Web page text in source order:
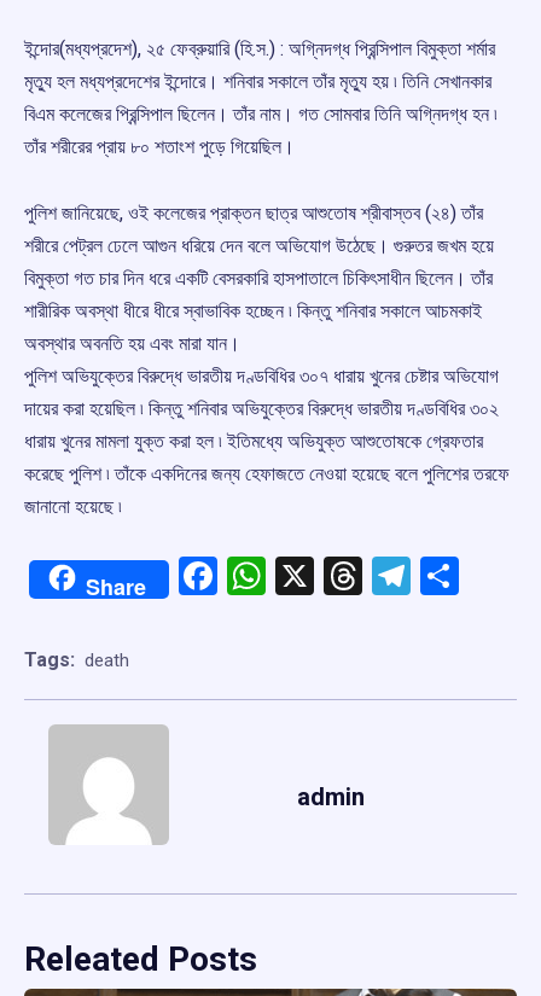
ইন্দোর(মধ্যপ্রদেশ), ২৫ ফেব্রুয়ারি (হি.স.) : অগ্নিদগ্ধ প্রিন্সিপাল বিমুক্তা শর্মার
মৃত্যু হল মধ্যপ্রদেশের ইন্দোরে। শনিবার সকালে তাঁর মৃত্যু হয় ৷ তিনি সেখানকার
বিএম কলেজের প্রিন্সিপাল ছিলেন। তাঁর নাম। গত সোমবার তিনি অগ্নিদগ্ধ হন ৷
তাঁর শরীরের প্রায় ৮০ শতাংশ পুড়ে গিয়েছিল।
পুলিশ জানিয়েছে, ওই কলেজের প্রাক্তন ছাত্র আশুতোষ শ্রীবাস্তব (২৪) তাঁর
শরীরে পেট্রল ঢেলে আগুন ধরিয়ে দেন বলে অভিযোগ উঠেছে। গুরুতর জখম হয়ে
বিমুক্তা গত চার দিন ধরে একটি বেসরকারি হাসপাতালে চিকিৎসাধীন ছিলেন। তাঁর
শারীরিক অবস্থা ধীরে ধীরে স্বাভাবিক হচ্ছেন ৷ কিন্তু শনিবার সকালে আচমকাই
অবস্থার অবনতি হয় এবং মারা যান।
পুলিশ অভিযুক্তের বিরুদ্ধে ভারতীয় দণ্ডবিধির ৩০৭ ধারায় খুনের চেষ্টার অভিযোগ
দায়ের করা হয়েছিল ৷ কিন্তু শনিবার অভিযুক্তের বিরুদ্ধে ভারতীয় দণ্ডবিধির ৩০২
ধারায় খুনের মামলা যুক্ত করা হল ৷ ইতিমধ্যে অভিযুক্ত আশুতোষকে গ্রেফতার
করেছে পুলিশ ৷ তাঁকে একদিনের জন্য হেফাজতে নেওয়া হয়েছে বলে পুলিশের তরফে
জানানো হয়েছে ৷
Share Facebook
WhatsApp
X Threads
Tags: death
admin
Releated Posts